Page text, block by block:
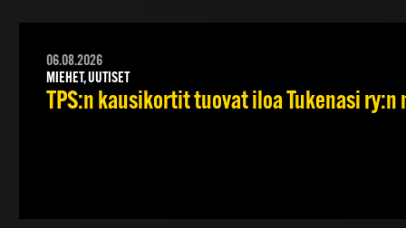
06.08.2026
MIEHET, UUTISET
TPS:n kausikortit tuovat iloa Tukenasi